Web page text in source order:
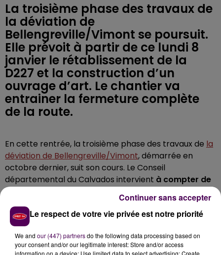
La troisième phase des travaux de
la déviation de
Bellengreville/Vimont se poursuit.
Elle prévoit à partir de ce lundi 8
janvier le rétablissement de la
D227 et la construction d’un
ouvrage d’art. Le chantier va
entrainer la fermeture complète
de la route.
En cette rentrée, la troisième phase des travaux de la
déviation de Bellengreville/Vimont, démarrée en
octobre dernier, suit son cours. Le Conseil
départemental du Calvados intervient à compter de
ce lundi 8 janvier sur le rétablissement de la D227
avec la construction d’un ouvrage d’art. Le chantier
va entrainerla fermeture complète de la routeavec
lamise en place de déviations
par les D613, 225a et 225.Cette phase du chantier
doit durer jusqu'à l’automne 2024.
Le respect de votre vie privée est notre priorité
We and our (447) partnersdo the following data processing based on
your consent and/or our legitimate interest: Store and/or access
information on a device; Use limited data to select advertising; Create
Continuer sans accepter